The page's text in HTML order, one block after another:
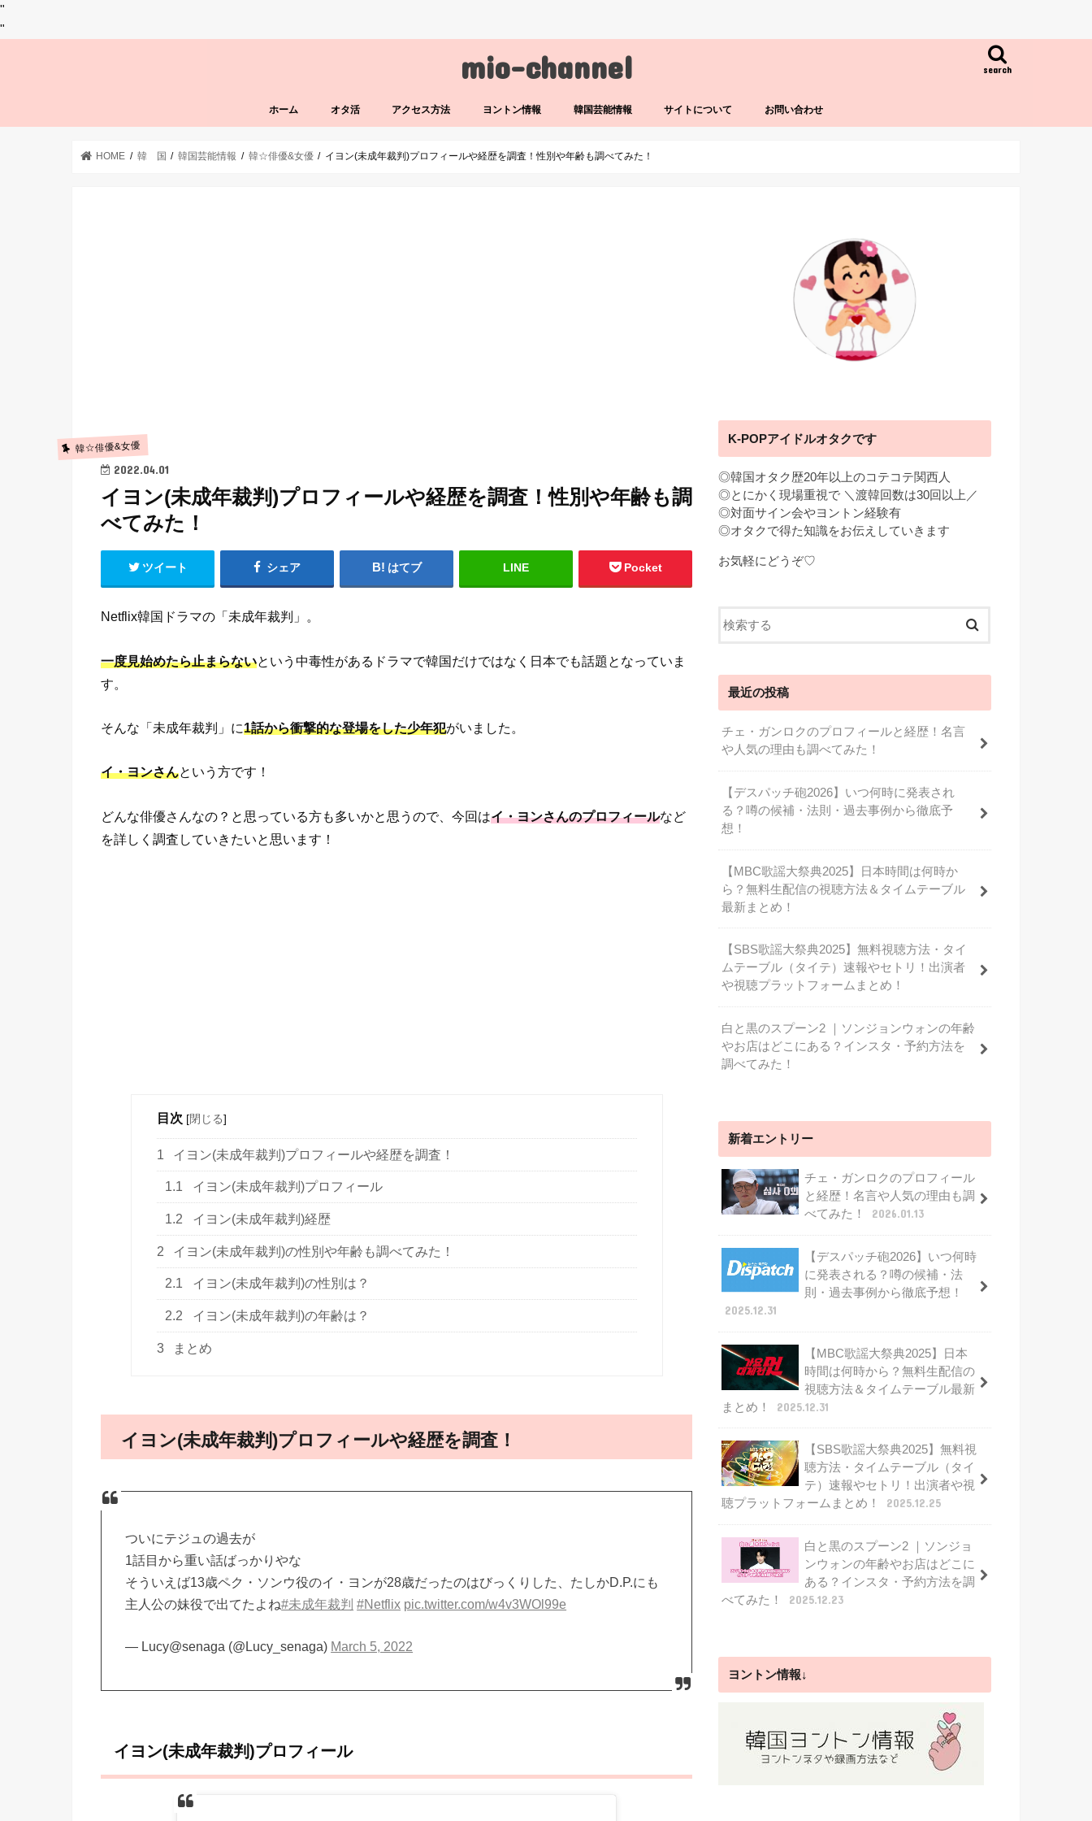
"
"
mio-channel search
ホーム オタ活 アクセス方法 ヨントン情報 韓国芸能情報 サイトについて お問い合わせ
HOME 韓 国 韓国芸能情報 韓☆俳優&女優 イヨン(未成年裁判)プロフィールや経歴を調査！性別や年齢も調べてみた！
韓☆俳優&女優
2022.04.01
イヨン(未成年裁判)プロフィールや経歴を調査！性別や年齢も調
べてみた！
ツイート シェア はてブ LINE Pocket
Netflix韓国ドラマの「未成年裁判」。
一度見始めたら止まらないという中毒性があるドラマで韓国だけではなく日本でも話題となっていま
す。
そんな「未成年裁判」に1話から衝撃的な登場をした少年犯がいました。
イ・ヨンさんという方です！
どんな俳優さんなの？と思っている方も多いかと思うので、今回はイ・ヨンさんのプロフィールなど
を詳しく調査していきたいと思います！
目次 [閉じる]
1 イヨン(未成年裁判)プロフィールや経歴を調査！
1.1 イヨン(未成年裁判)プロフィール
1.2 イヨン(未成年裁判)経歴
2 イヨン(未成年裁判)の性別や年齢も調べてみた！
2.1 イヨン(未成年裁判)の性別は？
2.2 イヨン(未成年裁判)の年齢は？
3 まとめ
イヨン(未成年裁判)プロフィールや経歴を調査！
ついにテジュの過去が
1話目から重い話ばっかりやな
そういえば13歳ペク・ソンウ役のイ・ヨンが28歳だったのはびっくりした、たしかD.P.にも
主人公の妹役で出てたよね#未成年裁判 #Netflix pic.twitter.com/w4v3WOl99e
— Lucy@senaga (@Lucy_senaga) March 5, 2022
イヨン(未成年裁判)プロフィール
K-POPアイドルオタクです
◎韓国オタク歴20年以上のコテコテ関西人
◎とにかく現場重視で ＼渡韓回数は30回以上／
◎対面サイン会やヨントン経験有
◎オタクで得た知識をお伝えしていきます
お気軽にどうぞ♡
最近の投稿
チェ・ガンロクのプロフィールと経歴！名言
や人気の理由も調べてみた！
【デスパッチ砲2026】いつ何時に発表され
る？噂の候補・法則・過去事例から徹底予
想！
【MBC歌謡大祭典2025】日本時間は何時か
ら？無料生配信の視聴方法＆タイムテーブル
最新まとめ！
【SBS歌謡大祭典2025】無料視聴方法・タイ
ムテーブル（タイテ）速報やセトリ！出演者
や視聴プラットフォームまとめ！
白と黒のスプーン2 ｜ソンジョンウォンの年齢
やお店はどこにある？インスタ・予約方法を
調べてみた！
新着エントリー
チェ・ガンロクのプロフィール
と経歴！名言や人気の理由も調
べてみた！
2026.01.13
【デスパッチ砲2026】いつ何時
に発表される？噂の候補・法
則・過去事例から徹底予想！
2025.12.31
【MBC歌謡大祭典2025】日本
時間は何時から？無料生配信の
視聴方法＆タイムテーブル最新
まとめ！
2025.12.31
【SBS歌謡大祭典2025】無料視
聴方法・タイムテーブル（タイ
テ）速報やセトリ！出演者や視
聴プラットフォームまとめ！
2025.12.25
白と黒のスプーン2 ｜ソンジョ
ンウォンの年齢やお店はどこに
ある？インスタ・予約方法を調
べてみた！
2025.12.23
ヨントン情報↓